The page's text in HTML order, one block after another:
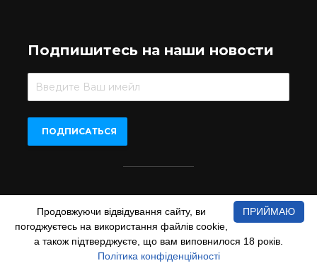
Подпишитесь на наши новости
Beer.UA © 2016-2022
При копіюванні матеріалів з сайту обов'язкове пряме
відкрите для пошукових систем гіперпосилання на сайт
www.beer.ua
ПРИЙМАЮ
Продовжуючи відвідування сайту, ви
погоджуєтесь на використання файлів cookie,
а також підтверджуєте, що вам виповнилося 18 років.
Політика конфіденційності